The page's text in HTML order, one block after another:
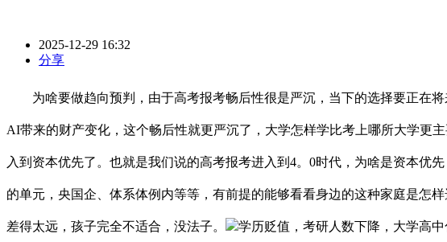
2025-12-29 16:32
分享
为啥要做趋向预判，由于高考报考畅后性很是严沉，当下的选择要正在将
AI带来的财产变化，这个畅后性就更严沉了，大学怎样学比考上哪所大学更主
入到资本优先了。也就是我们说的高考报考进入到4。0时代，为啥是资本优
的单元，央国企、体系体例内等等，有前提的能够看看身边的这种家庭是怎
差得太远，孩子完全不适合，没法子。 学历贬值，考研人数下降，大学高